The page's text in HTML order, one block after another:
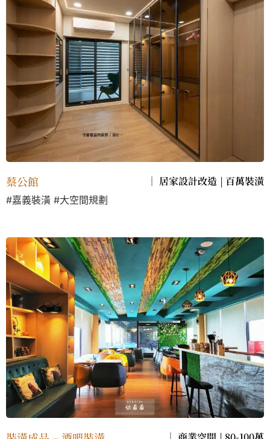
蔡公館 ｜ 居家設計改造 | 百萬裝潢
#嘉義裝潢 #大空間規劃